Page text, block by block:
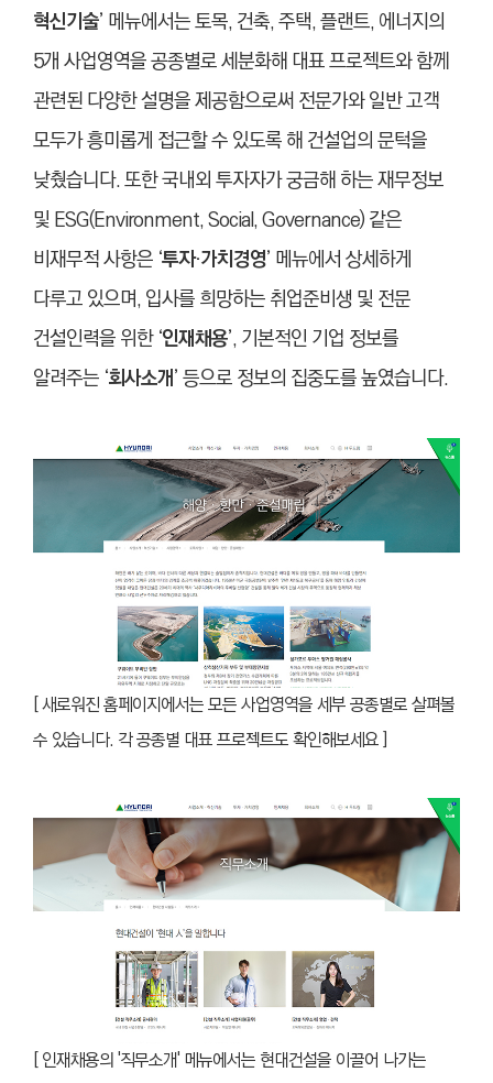
혁신기술’ 메뉴에서는 토목, 건축, 주택, 플랜트, 에너지의
5개 사업영역을 공종별로 세분화해 대표 프로젝트와 함께
관련된 다양한 설명을 제공함으로써 전문가와 일반 고객
모두가 흥미롭게 접근할 수 있도록 해 건설업의 문턱을
낮췄습니다. 또한 국내외 투자자가 궁금해 하는 재무정보
및 ESG(Environment, Social, Governance) 같은
비재무적 사항은 ‘투자·가치경영’ 메뉴에서 상세하게
다루고 있으며, 입사를 희망하는 취업준비생 및 전문
건설인력을 위한‘인재채용’, 기본적인 기업 정보를
알려주는 ‘회사소개’등으로 정보의 집중도를 높였습니다.
[ 새로워진 홈페이지에서는 모든 사업영역을 세부 공종별로 살펴볼
수 있습니다. 각 공종별 대표 프로젝트도 확인해보세요 ]
[ 인재채용의 '직무소개' 메뉴에서는 현대건설을 이끌어 나가는